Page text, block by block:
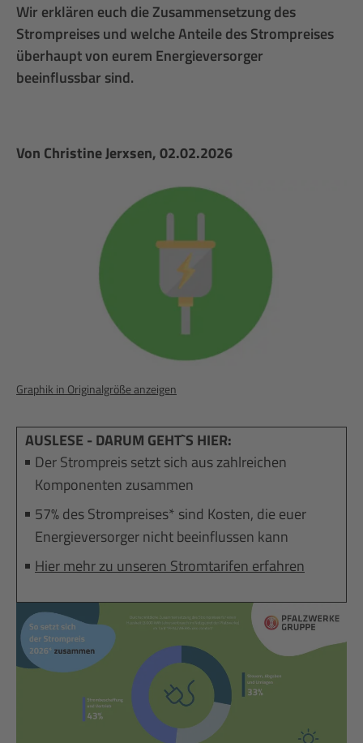
Wir erklären euch die Zusammensetzung des
Strompreises und welche Anteile des Strompreises
überhaupt von eurem Energieversorger
beeinflussbar sind.
Von Christine Jerxsen, 02.02.2026
Graphik in Originalgröße anzeigen
AUSLESE - DARUM GEHT`S HIER:
Der Strompreis setzt sich aus zahlreichen
Komponenten zusammen
57% des Strompreises* sind Kosten, die euer
Energieversorger nicht beeinflussen kann
Hier mehr zu unseren Stromtarifen erfahren